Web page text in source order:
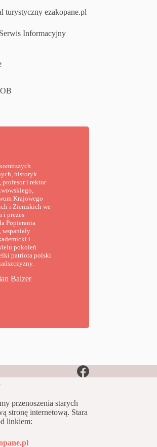
turystyczny ezakopane.pl
Informacyjny
historyk
profesor i rektor
Krajowego
i Ziemskich we
i prezes
Popierania
i
pokoleń
patriota polski
Balzer
przenoszenia starych
stronę internetową. Stara
linkiem: